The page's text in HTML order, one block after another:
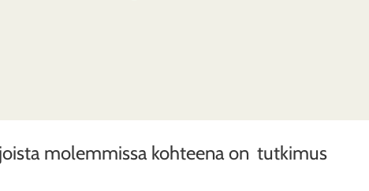
molemmissa kohteena on tutkimus